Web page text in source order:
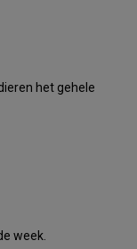
het gehele
week.